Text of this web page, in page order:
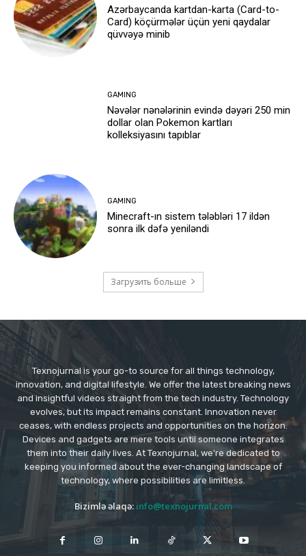
Azərbaycanda kartdan-karta (Card-to-
Card) köçürmələr üçün yeni qaydalar
qüvvəyə minib
GAMING
Nəvələr nənələrinin evində dəyəri 250 min
dollar olan Pokemon kartları
kolleksiyasını tapıblar
GAMING
Minecraft-ın sistem tələbləri 17 ildən
sonra ilk dəfə yeniləndi
Загрузить больше
Texnojurnal is your go-to source for all things technology,
innovation, and digital lifestyle. We offer the latest breaking news
and insightful videos straight from the tech industry. Technology
evolves, but its impact remains constant. Innovation never
ceases, with endless projects and opportunities on the horizon.
Devices and gadgets are mere tools until someone integrates
them into their daily lives. At Texnojurnal, we're dedicated to
keeping you informed about the ever-changing landscape of
technology, where possibilities are limitless.
Bizimlə əlaqə: info@texnojurnal.com